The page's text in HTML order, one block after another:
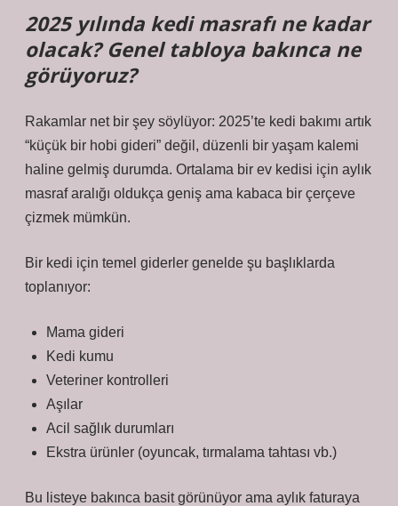
2025 yılında kedi masrafı ne kadar
olacak? Genel tabloya bakınca ne
görüyoruz?
Rakamlar net bir şey söylüyor: 2025’te kedi bakımı artık
“küçük bir hobi gideri” değil, düzenli bir yaşam kalemi
haline gelmiş durumda. Ortalama bir ev kedisi için aylık
masraf aralığı oldukça geniş ama kabaca bir çerçeve
çizmek mümkün.
Bir kedi için temel giderler genelde şu başlıklarda
toplanıyor:
Mama gideri
Kedi kumu
Veteriner kontrolleri
Aşılar
Acil sağlık durumları
Ekstra ürünler (oyuncak, tırmalama tahtası vb.)
Bu listeye bakınca basit görünüyor ama aylık faturaya